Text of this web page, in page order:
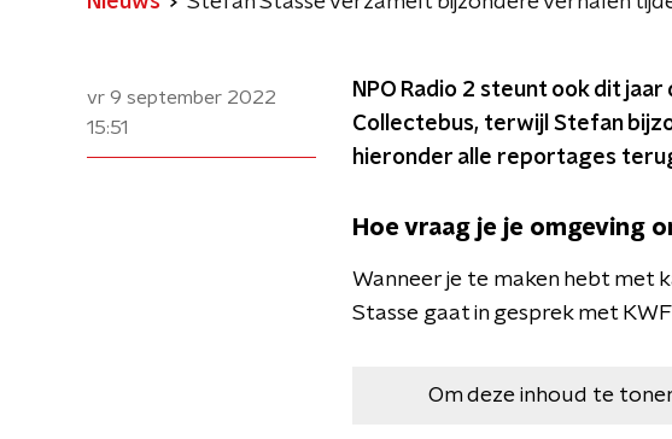
vr 9 september 2022
15:51
NPO Radio 2 steunt ook dit
Collectebus, terwijl Stefan
hieronder alle reportages
Hoe vraag je je omgeving
Wanneer je te maken hebt met
Stasse gaat in gesprek met
Om deze inhoud te